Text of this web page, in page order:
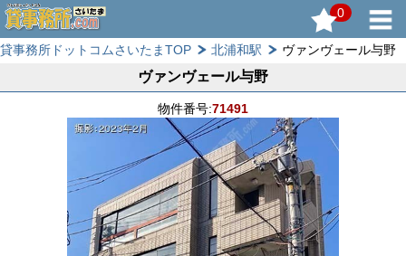
0
貸事務所ドットコムさいたまTOP 北浦和駅 ヴァンヴェール与野
ヴァンヴェール与野
物件番号:71491